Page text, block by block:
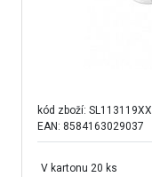
kód zboží: SL113119XX
EAN: 8584163029037
V kartonu 20 ks